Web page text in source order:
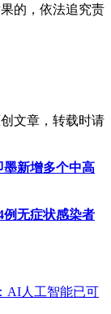
的，依法追究责
文章，转载时请
新增多个中高
例无症状感染者